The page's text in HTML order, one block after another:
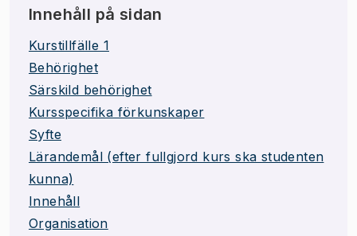
Innehåll på sidan
Kurstillfälle 1
Behörighet
Särskild behörighet
Kursspecifika förkunskaper
Syfte
Lärandemål (efter fullgjord kurs ska studenten
kunna)
Innehåll
Organisation